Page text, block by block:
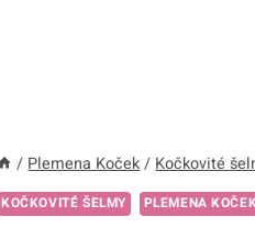
/ Plemena Koček / Kočkovité
KOČKOVITÉ ŠELMY PLEMENA